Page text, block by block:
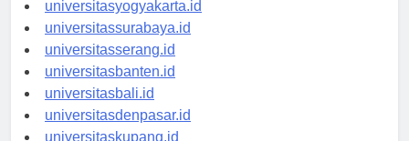
universitasyogyakarta.id
universitassurabaya.id
universitasserang.id
universitasbanten.id
universitasbali.id
universitasdenpasar.id